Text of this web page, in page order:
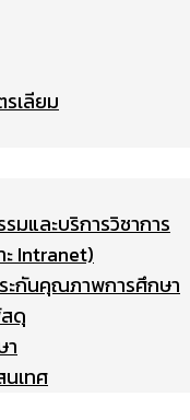
เลียม
มและบริการวิชาการ
ะ Intranet)
ะกันคุณภาพการศึกษา
ดุ
เทศ